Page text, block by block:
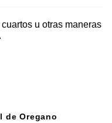
u otras maneras
de Oregano